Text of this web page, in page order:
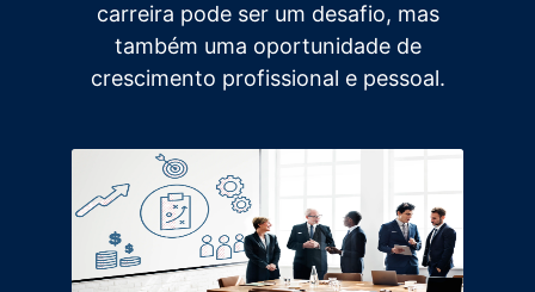
carreira pode ser um desafio, mas
também uma oportunidade de
crescimento profissional e pessoal.